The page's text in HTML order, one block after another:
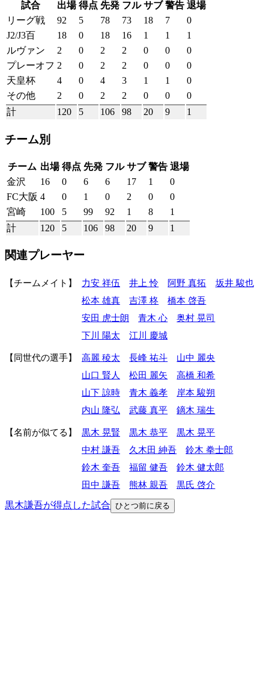
試合 出場 得点 先発 フル サブ 警告 退場
リーグ戦
92 5 78 73 18 7
0
J2/J3百
18 0 18 16 1 1
1
ルヴァン
2 0 2 2 0 0
0
プレーオフ 2 0 2 2 0 0
0
天皇杯
4 0 4 3 1 1
0
その他
2 0 2 2 0 0
0
計
120 5 106 98 20 9 1
チーム別
チーム 出場 得点 先発 フル サブ 警告 退場
金沢
16 0 6 6 17 1
0
FC大阪 4 0 1 0 2 0
0
宮崎
100 5 99 92 1 8
1
計
120 5 106 98 20 9 1
関連プレーヤー
チームメイト 力安 祥伍 井上 怜 阿野 真拓
坂井 駿也
松本 雄真
吉澤 柊
橋本 啓吾
安田 虎士朗
青木 心
奥村 晃司
下川 陽太
江川 慶城
同世代の選手 高麗 稜太 長峰 祐斗
山中 麗央
山口 賢人
松田 麗矢
高橋 和希
山下 諒時
青木 義孝
岸本 駿朔
内山 隆弘
武藤 真平 鏑木 瑞生
名前が似てる 黒木 晃賢 黒木 恭平
黒木 晃平
中村 謙吾
久木田 紳吾
鈴木 拳士郎
鈴木 奎吾
福留 健吾
鈴木 健太郎
田中 謙吾
熊林 親吾
黒氏 啓介
黒木謙吾が得点した試合 ひとつ前に戻る